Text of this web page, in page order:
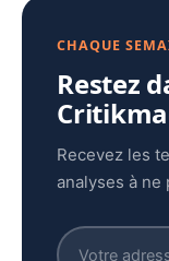
CHAQUE
Restez
Recevez les
analyses à ne